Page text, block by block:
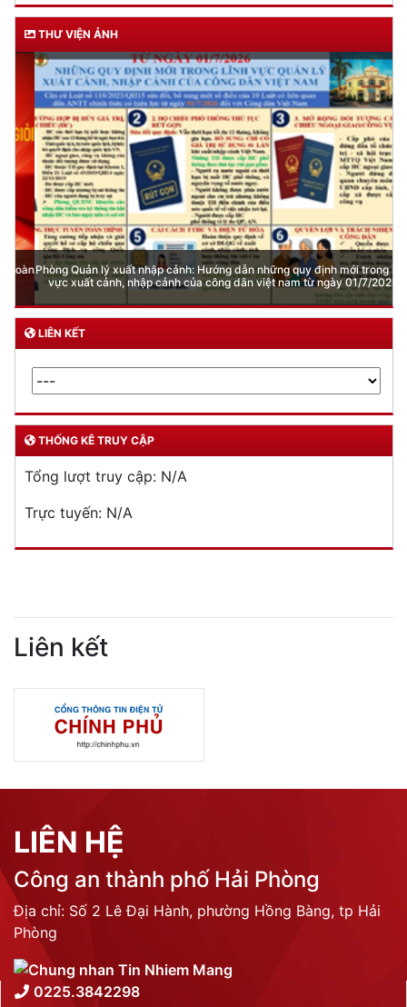
THƯ VIỆN ẢNH
Phòng Quản lý xuất nhập cảnh: Hướng dẫn những quy định mới trong lĩnh
vực xuất cảnh, nhập cảnh của công dân việt nam từ ngày 01/7/2026
LIÊN KẾT
THỐNG KÊ TRUY CẬP
Tổng lượt truy cập: N/A
Trực tuyến: N/A
Liên kết
LIÊN HỆ
Công an thành phố Hải Phòng
Địa chỉ: Số 2 Lê Đại Hành, phường Hồng Bàng, tp Hải
Phòng
0225.3842298